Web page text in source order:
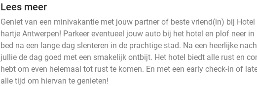
Lees meer
Geniet van een minivakantie met jouw partner of beste vriend(in) bij
hartje Antwerpen! Parkeer eventueel jouw auto bij het hotel en plof neer
bed na een lange dag slenteren in de prachtige stad. Na een heerlijke
jullie de dag goed met een smakelijk ontbijt. Het hotel biedt alle rust en
hebt om even helemaal tot rust te komen. En met een early check-in of
alle tijd om hiervan te genieten!